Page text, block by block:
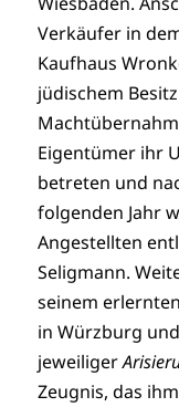
Verkäufer in
Kaufhaus
jüdischem
Eigentümer ihr
betreten und
folgenden Jahr
Angestellten
Seligmann.
seinem
in Würzburg
jeweiliger
Zeugnis, das